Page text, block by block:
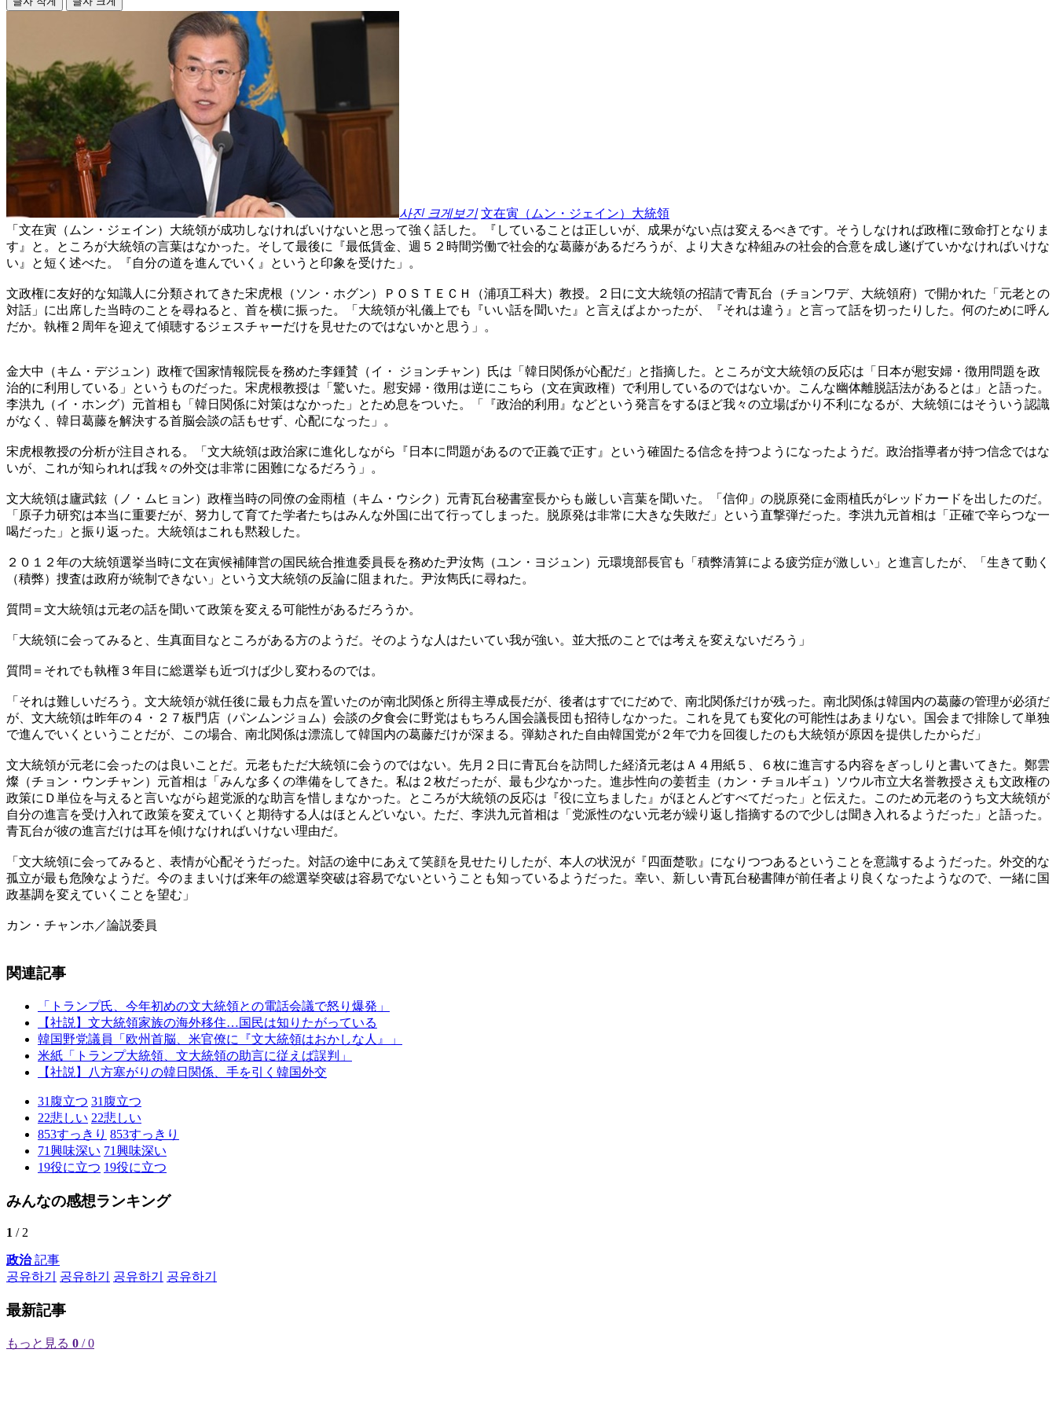
사진 크게보기 文在寅（ムン・ジェイン）大統領
「文在寅（ムン・ジェイン）大統領が成功しなければいけないと思って強く話した。『していることは正しいが、成果がない点は変えるべきです。そうしなければ政権に致命打となりま
す』と。ところが大統領の言葉はなかった。そして最後に『最低賃金、週５２時間労働で社会的な葛藤があるだろうが、より大きな枠組みの社会的合意を成し遂げていかなければいけな
い』と短く述べた。『自分の道を進んでいく』というと印象を受けた」。
文政権に友好的な知識人に分類されてきた宋虎根（ソン・ホグン）ＰＯＳＴＥＣＨ（浦項工科大）教授。２日に文大統領の招請で青瓦台（チョンワデ、大統領府）で開かれた「元老との
対話」に出席した当時のことを尋ねると、首を横に振った。「大統領が礼儀上でも『いい話を聞いた』と言えばよかったが、『それは違う』と言って話を切ったりした。何のために呼ん
だか。執権２周年を迎えて傾聴するジェスチャーだけを見せたのではないかと思う」。
金大中（キム・デジュン）政権で国家情報院長を務めた李鍾賛（イ・ ジョンチャン）氏は「韓日関係が心配だ」と指摘した。ところが文大統領の反応は「日本が慰安婦・徴用問題を政
治的に利用している」というものだった。宋虎根教授は「驚いた。慰安婦・徴用は逆にこちら（文在寅政権）で利用しているのではないか。こんな幽体離脱話法があるとは」と語った。
李洪九（イ・ホング）元首相も「韓日関係に対策はなかった」とため息をついた。「『政治的利用』などという発言をするほど我々の立場ばかり不利になるが、大統領にはそういう認識
がなく、韓日葛藤を解決する首脳会談の話もせず、心配になった」。
宋虎根教授の分析が注目される。「文大統領は政治家に進化しながら『日本に問題があるので正義で正す』という確固たる信念を持つようになったようだ。政治指導者が持つ信念ではな
いが、これが知られれば我々の外交は非常に困難になるだろう」。
文大統領は廬武鉉（ノ・ムヒョン）政権当時の同僚の金雨植（キム・ウシク）元青瓦台秘書室長からも厳しい言葉を聞いた。「信仰」の脱原発に金雨植氏がレッドカードを出したのだ。
「原子力研究は本当に重要だが、努力して育てた学者たちはみんな外国に出て行ってしまった。脱原発は非常に大きな失敗だ」という直撃弾だった。李洪九元首相は「正確で辛らつな一
喝だった」と振り返った。大統領はこれも黙殺した。
２０１２年の大統領選挙当時に文在寅候補陣営の国民統合推進委員長を務めた尹汝雋（ユン・ヨジュン）元環境部長官も「積弊清算による疲労症が激しい」と進言したが、「生きて動く
（積弊）捜査は政府が統制できない」という文大統領の反論に阻まれた。尹汝雋氏に尋ねた。
質問＝文大統領は元老の話を聞いて政策を変える可能性があるだろうか。
「大統領に会ってみると、生真面目なところがある方のようだ。そのような人はたいてい我が強い。並大抵のことでは考えを変えないだろう」
質問＝それでも執権３年目に総選挙も近づけば少し変わるのでは。
「それは難しいだろう。文大統領が就任後に最も力点を置いたのが南北関係と所得主導成長だが、後者はすでにだめで、南北関係だけが残った。南北関係は韓国内の葛藤の管理が必須だ
が、文大統領は昨年の４・２７板門店（パンムンジョム）会談の夕食会に野党はもちろん国会議長団も招待しなかった。これを見ても変化の可能性はあまりない。国会まで排除して単独
で進んでいくということだが、この場合、南北関係は漂流して韓国内の葛藤だけが深まる。弾劾された自由韓国党が２年で力を回復したのも大統領が原因を提供したからだ」
文大統領が元老に会ったのは良いことだ。元老もただ大統領に会うのではない。先月２日に青瓦台を訪問した経済元老はＡ４用紙５、６枚に進言する内容をぎっしりと書いてきた。鄭雲
燦（チョン・ウンチャン）元首相は「みんな多くの準備をしてきた。私は２枚だったが、最も少なかった。進歩性向の姜哲圭（カン・チョルギュ）ソウル市立大名誉教授さえも文政権の
政策にＤ単位を与えると言いながら超党派的な助言を惜しまなかった。ところが大統領の反応は『役に立ちました』がほとんどすべてだった」と伝えた。このため元老のうち文大統領が
自分の進言を受け入れて政策を変えていくと期待する人はほとんどいない。ただ、李洪九元首相は「党派性のない元老が繰り返し指摘するので少しは聞き入れるようだった」と語った。
青瓦台が彼の進言だけは耳を傾けなければいけない理由だ。
「文大統領に会ってみると、表情が心配そうだった。対話の途中にあえて笑顔を見せたりしたが、本人の状況が『四面楚歌』になりつつあるということを意識するようだった。外交的な
孤立が最も危険なようだ。今のままいけば来年の総選挙突破は容易でないということも知っているようだった。幸い、新しい青瓦台秘書陣が前任者より良くなったようなので、一緒に国
政基調を変えていくことを望む」
カン・チャンホ／論説委員
関連記事
「トランプ氏、今年初めの文大統領との電話会議で怒り爆発」
【社説】文大統領家族の海外移住…国民は知りたがっている
韓国野党議員「欧州首脳、米官僚に『文大統領はおかしな人』」
米紙「トランプ大統領、文大統領の助言に従えば誤判」
【社説】八方塞がりの韓日関係、手を引く韓国外交
31 腹立つ 31 腹立つ
22悲しい 22悲しい
853すっきり 853すっきり
71興味深い 71興味深い
19役に立つ 19役に立つ
みんなの感想ランキング
1 / 2
政治記事
공유하기
공유하기 공유하기 공유하기
最新記事
もっと見る 0 / 0